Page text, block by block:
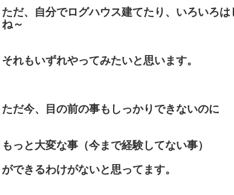
ただ、自分でログハウス建てたり、いろいろ
ね～
それもいずれやってみたいと思います。
ただ今、目の前の事もしっかりできないのに
もっと大変な事（今まで経験してない事）
ができるわけがないと思ってます。